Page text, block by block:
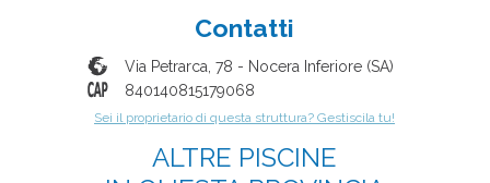
Contatti
Via Petrarca, 78 - Nocera Inferiore(SA)
840140815179068
Sei il proprietario di questa struttura? Gestiscila tu!
ALTRE PISCINE